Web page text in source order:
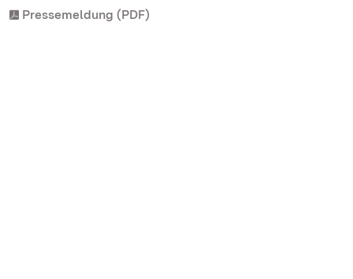
Pressemeldung (PDF)